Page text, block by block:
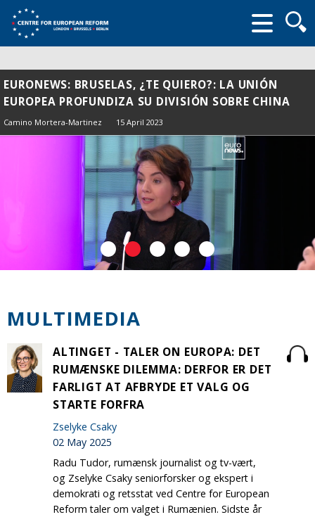
form
EURONEWS: BRUSELAS, ¿TE QUIERO?: LA UNIÓN
EUROPEA PROFUNDIZA SU DIVISIÓN SOBRE CHINA
Camino Mortera-Martinez 15 April 2023
MULTIMEDIA
ALTINGET - TALER ON EUROPA: DET
RUMÆNSKE DILEMMA: DERFOR ER DET
FARLIGT AT AFBRYDE ET VALG OG
STARTE FORFRA
Zselyke Csaky
02 May 2025
Radu Tudor, rumænsk journalist og tv-vært,
og Zselyke Csaky seniorforsker og ekspert i
demokrati og retsstat ved Centre for European
Reform taler om valget i Rumænien. Sidste år